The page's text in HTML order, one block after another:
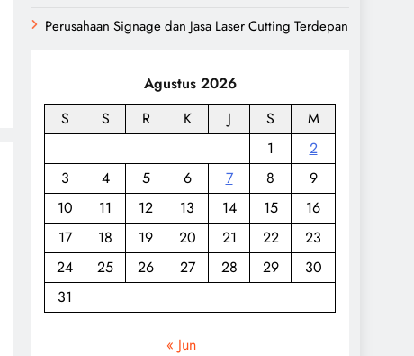
Perusahaan Signage dan Jasa Laser Cutting Terdepan
Agustus 2026
S
S R K J S
M
1
2
3
4 5 6 7 8
9
10
11 12 13 14 15
16
17
18 19 20 21 22
23
24
25 26 27 28 29
30
31
« Jun